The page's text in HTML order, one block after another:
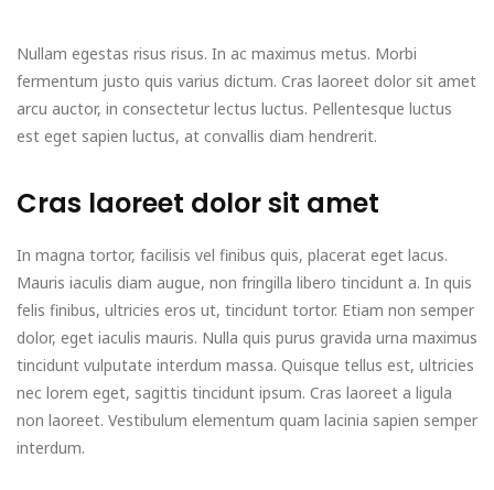
Nullam egestas risus risus. In ac maximus metus. Morbi
fermentum justo quis varius dictum. Cras laoreet dolor sit amet
arcu auctor, in consectetur lectus luctus. Pellentesque luctus
est eget sapien luctus, at convallis diam hendrerit.
Cras laoreet dolor sit amet
In magna tortor, facilisis vel finibus quis, placerat eget lacus.
Mauris iaculis diam augue, non fringilla libero tincidunt a. In quis
felis finibus, ultricies eros ut, tincidunt tortor. Etiam non semper
dolor, eget iaculis mauris. Nulla quis purus gravida urna maximus
tincidunt vulputate interdum massa. Quisque tellus est, ultricies
nec lorem eget, sagittis tincidunt ipsum. Cras laoreet a ligula
non laoreet. Vestibulum elementum quam lacinia sapien semper
interdum.